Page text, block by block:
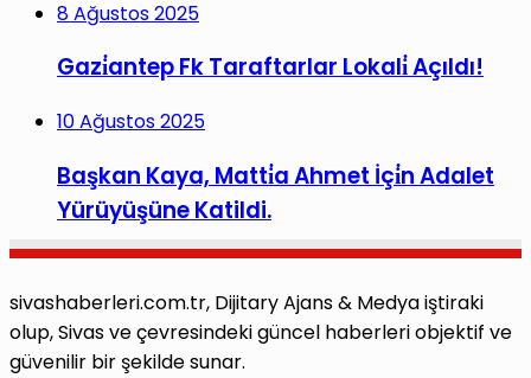
8 Ağustos 2025
Gazi̇antep Fk Taraftarlar Lokali̇ Açıldı!
10 Ağustos 2025
Başkan Kaya, Matti̇a Ahmet İçi̇n Adalet
Yürüyüşüne Katildi.
sivashaberleri.com.tr, Dijitary Ajans & Medya iştiraki
olup, Sivas ve çevresindeki güncel haberleri objektif ve
güvenilir bir şekilde sunar.